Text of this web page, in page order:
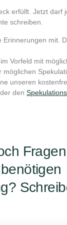
erfüllt. Jetzt darf
schreiben.
Erinnerungen mit.
Vorfeld mit
möglichen
unseren
den